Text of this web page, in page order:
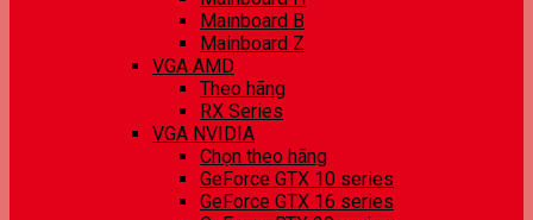
Mainboard B
Mainboard Z
VGA AMD
Theo hãng
RX Series
VGA NVIDIA
Chọn theo hãng
GeForce GTX 10 series
GeForce GTX 16 series